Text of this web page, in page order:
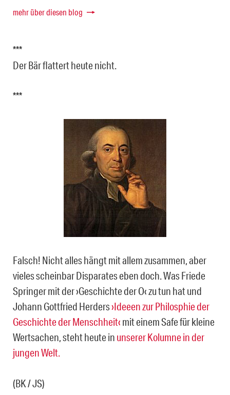
mehr über diesen blog
***
Der Bär flattert heute nicht.
***
Falsch! Nicht alles hängt mit allem zusammen, aber
vieles scheinbar Disparates eben doch. Was Friede
Springer mit der ›Geschichte der O‹ zu tun hat und
Johann Gottfried Herders›Ideeen zur Philosphie der
Geschichte der Menschheit‹ mit einem Safe für kleine
Wertsachen, steht heute in unserer Kolumne in der
jungen Welt.
(BK / JS)